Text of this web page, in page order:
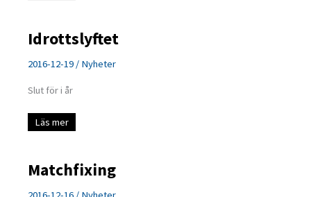
Idrottslyftet
2016-12-19 / Nyheter
Slut för i år
Idrottslyftet
Läs mer
Matchfixing